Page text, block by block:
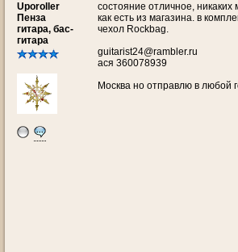
Uporoller
Пенза
гитара, бас-
гитара
состояние отличное,
как есть из магазина. в
чехол Rockbag.
guitarist24@rambler.ru
ася 360078939
Москва но отправлю в любой